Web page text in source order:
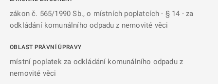
zákon č. 565/1990 Sb., o místních poplatcích - § 14 - za
odkládání komunálního odpadu z nemovité věci
OBLAST PRÁVNÍ ÚPRAVY
místní poplatek za odkládání komunálního odpadu z
nemovité věci